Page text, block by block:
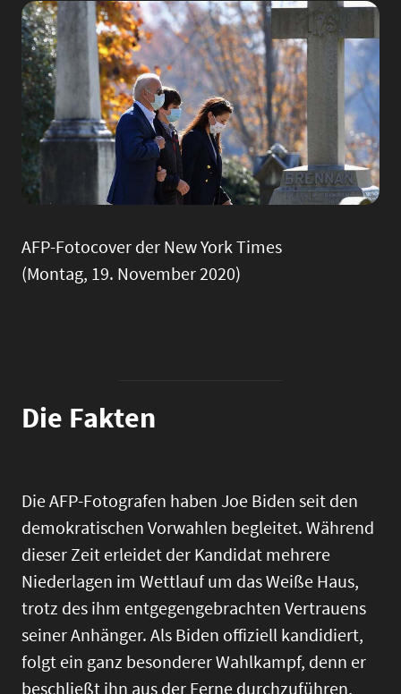
Image
AFP-Fotocover der New York Times
(Montag, 19. November 2020)
Die Fakten
Die AFP-Fotografen haben Joe Biden seit den
demokratischen Vorwahlen begleitet. Während
dieser Zeit erleidet der Kandidat mehrere
Niederlagen im Wettlauf um das Weiße Haus,
trotz des ihm entgegengebrachten Vertrauens
seiner Anhänger. Als Biden offiziell kandidiert,
folgt ein ganz besonderer Wahlkampf, denn er
beschließt ihn aus der Ferne durchzuführen,